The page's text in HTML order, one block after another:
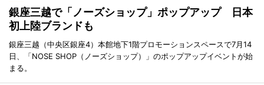
銀座三越で「ノーズショップ」ポップアップ 日本
初上陸ブランドも
銀座三越（中央区銀座4）本館地下1階プロモーションスペースで7月14
日、「NOSE SHOP（ノーズショップ）」のポップアップイベントが始
まる。